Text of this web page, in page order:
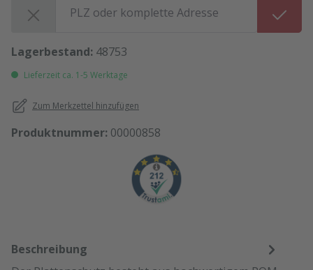
Lagerbestand: 48753
Lieferzeit ca. 1-5 Werktage
Zum Merkzettel hinzufügen
Produktnummer: 00000858
Beschreibung